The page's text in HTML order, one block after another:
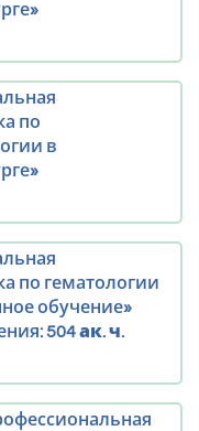
по
в
по гематологии
обучение»
504 ак. ч.